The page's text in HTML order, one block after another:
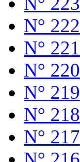
N° 222
N° 221
N° 220
N° 219
N° 218
N° 217